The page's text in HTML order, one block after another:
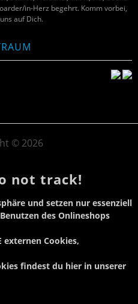
in-Herz begehrt. Komm vorbei,
auf Dich.
© 2026
not track!
und setzen nur essenziell
des Onlineshops
externen Cookies,
findest du hier in unserer